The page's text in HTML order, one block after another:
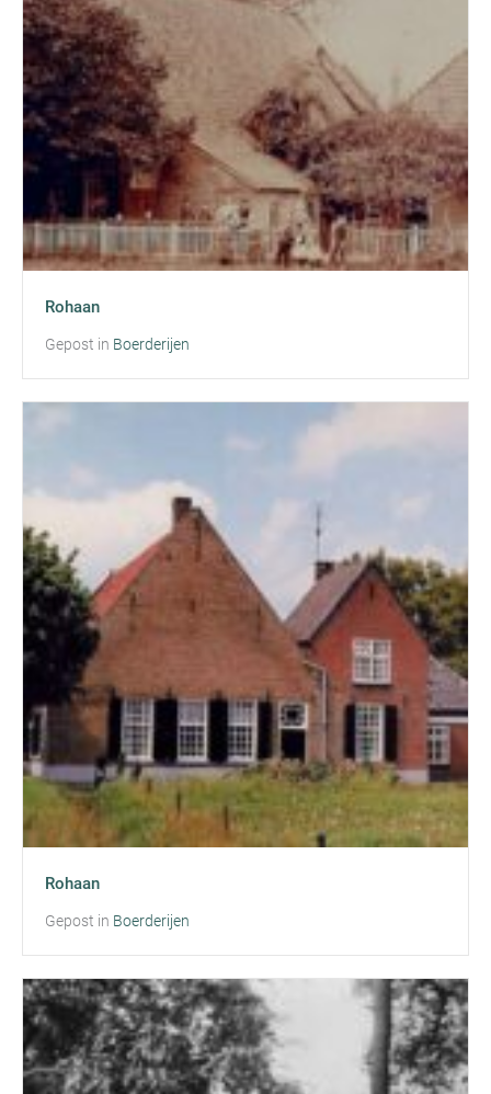
Rohaan
Gepost in Boerderijen
Rohaan
Gepost in Boerderijen